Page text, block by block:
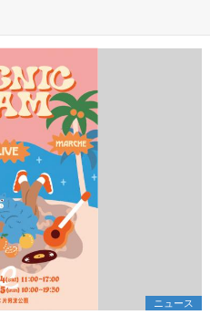
ニュース